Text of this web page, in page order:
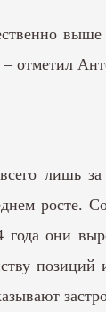
– отметил
лишь за
росте.
они